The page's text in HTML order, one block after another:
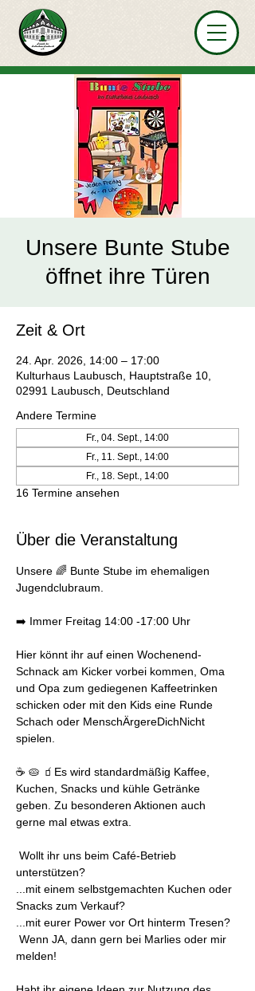
Unsere Bunte Stube
öffnet ihre Türen
Zeit & Ort
24. Apr. 2026, 14:00 – 17:00
Kulturhaus Laubusch, Hauptstraße 10,
02991 Laubusch, Deutschland
Andere Termine
Fr., 04. Sept., 14:00
Fr., 11. Sept., 14:00
Fr., 18. Sept., 14:00
16 Termine ansehen
Über die Veranstaltung
Unsere 🌈 Bunte Stube im ehemaligen
Jugendclubraum.
➡️ Immer Freitag 14:00 -17:00 Uhr
Hier könnt ihr auf einen Wochenend-
Schnack am Kicker vorbei kommen, Oma
und Opa zum gediegenen Kaffeetrinken
schicken oder mit den Kids eine Runde
Schach oder MenschÄrgereDichNicht
spielen.
☕ 🥧 🧃Es wird standardmäßig Kaffee,
Kuchen, Snacks und kühle Getränke
geben. Zu besonderen Aktionen auch
gerne mal etwas extra.
unterstützen?
...mit einem selbstgemachten Kuchen oder
Snacks zum Verkauf?
...mit eurer Power vor Ort hinterm Tresen?
melden!